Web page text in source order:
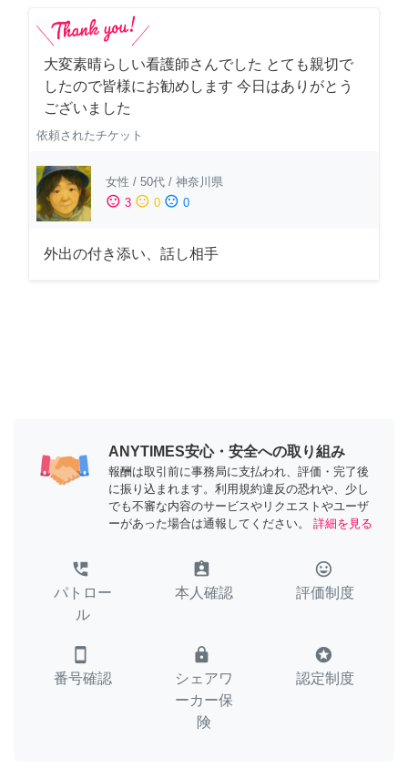
大変素晴らしい看護師さんでした とても親切で
したので皆様にお勧めします 今日はありがとう
ございました
依頼されたチケット
女性 / 50代 / 神奈川県
sentiment_satisfied 3 sentiment_neutral 0 sentiment_dissatisfied 0
外出の付き添い、話し相手
ANYTIMES安心・安全への取り組み
報酬は取引前に事務局に支払われ、評価・完了後
に振り込まれます。利用規約違反の恐れや、少し
でも不審な内容のサービスやリクエストやユーザ
ーがあった場合は通報してください。
詳細を見る
perm_phone_msg
パトロー
ル
assignment_ind
本人確認
tag_faces
評価制度
smartphone
番号確認
lock
シェアワ
ーカー保
険
stars
認定制度